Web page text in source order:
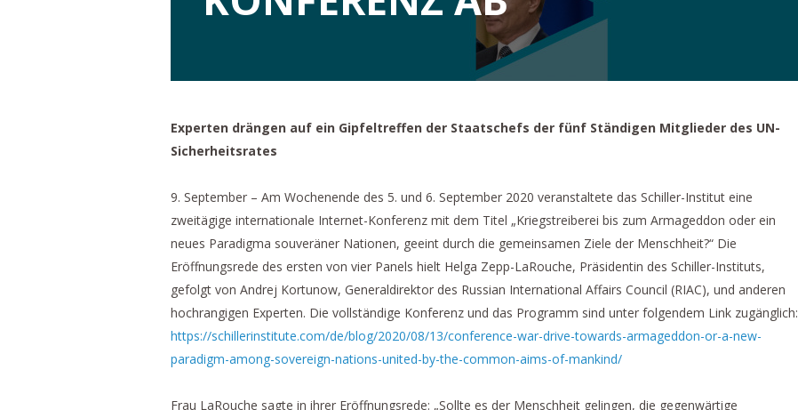
Experten drängen auf ein Gipfeltreffen der Staatschefs der fünf Ständigen Mitglieder des UN-
Sicherheitsrates
9. September – Am Wochenende des 5. und 6. September 2020 veranstaltete das Schiller-Institut eine
zweitägige internationale Internet-Konferenz mit dem Titel „Kriegstreiberei bis zum Armageddon oder ein
neues Paradigma souveräner Nationen, geeint durch die gemeinsamen Ziele der Menschheit?“ Die
Eröffnungsrede des ersten von vier Panels hielt Helga Zepp-LaRouche, Präsidentin des Schiller-Instituts,
gefolgt von Andrej Kortunow, Generaldirektor des Russian International Affairs Council (RIAC), und anderen
hochrangigen Experten. Die vollständige Konferenz und das Programm sind unter folgendem Link zugänglich:
https://schillerinstitute.com/de/blog/2020/08/13/conference-war-drive-towards-armageddon-or-a-new-
paradigm-among-sovereign-nations-united-by-the-common-aims-of-mankind/
Frau LaRouche sagte in ihrer Eröffnungsrede: „Sollte es der Menschheit gelingen, die gegenwärtige